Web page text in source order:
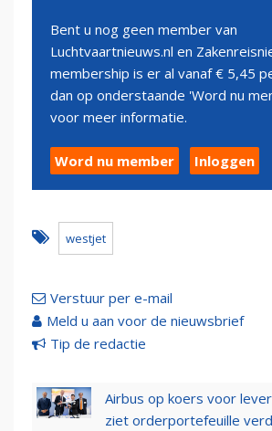
Bent u nog geen member van
Luchtvaartnieuws.nl en
membership is er al vanaf € 5,45
dan op onderstaande 'Word nu
voor meer informatie.
Word nu member Inloggen
westjet
Verstuur per e-mail
Meld u aan voor de nieuwsbrief
Tip de redactie
Airbus op koers voor
ziet orderportefeuille